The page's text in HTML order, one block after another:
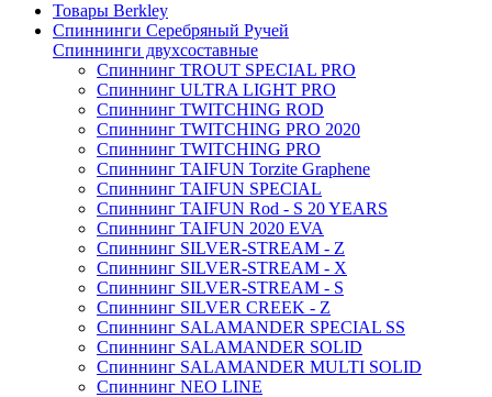
Товары Berkley
Спиннинги Серебряный Ручей
Спиннинги двухсоставные
Спиннинг TROUT SPECIAL PRO
Спиннинг ULTRA LIGHT PRO
Спиннинг TWITCHING ROD
Спиннинг TWITCHING PRO 2020
Спиннинг TWITCHING PRO
Спиннинг TAIFUN Torzite Graphene
Спиннинг TAIFUN SPECIAL
Спиннинг TAIFUN Rod - S 20 YEARS
Спиннинг TAIFUN 2020 EVA
Спиннинг SILVER-STREAM - Z
Спиннинг SILVER-STREAM - X
Спиннинг SILVER-STREAM - S
Спиннинг SILVER CREEK - Z
Спиннинг SALAMANDER SPECIAL SS
Спиннинг SALAMANDER SOLID
Спиннинг SALAMANDER MULTI SOLID
Спиннинг NEO LINE